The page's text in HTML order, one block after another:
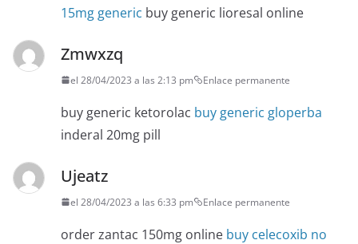
15mg generic buy generic lioresal online
Zmwxzq
el 28/04/2023 a las 2:13 pm Enlace permanente
buy generic ketorolac buy generic gloperba
inderal 20mg pill
Ujeatz
el 28/04/2023 a las 6:33 pm Enlace permanente
order zantac 150mg online buy celecoxib no